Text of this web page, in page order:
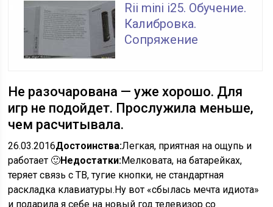
Rii mini i25. Обучение.
Калибровка.
Сопряжение
Не разочарована — уже хорошо. Для
игр не подойдет. Прослужила меньше,
чем расчитывала.
26.03.2016Достоинства:Легкая, приятная на ощупь и
работает 🙂Недостатки:Мелковата, на батарейках,
теряет связь с ТВ, тугие кнопки, не стандартная
раскладка клавиатуры.Ну вот «сбылась мечта идиота»
и подарила я себе на новый год телевизор со